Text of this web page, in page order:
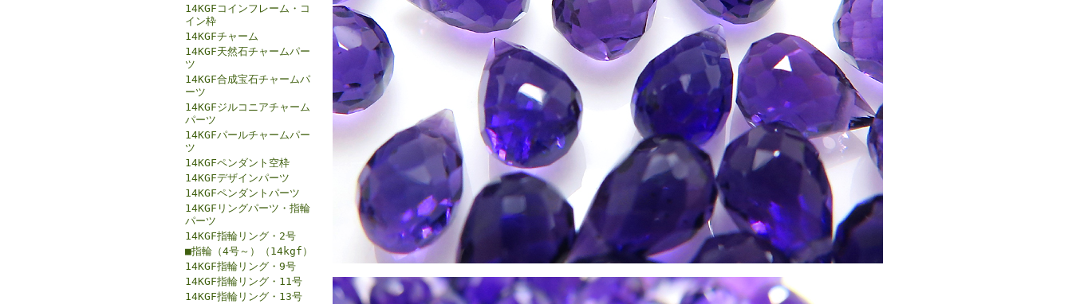
14KGFコインフレーム・コ
イン枠
14KGFチャーム
14KGF天然石チャームパー
ツ
14KGF合成宝石チャームパ
ーツ
14KGFジルコニアチャーム
パーツ
14KGFパールチャームパー
ツ
14KGFペンダント空枠
14KGFデザインパーツ
14KGFペンダントパーツ
14KGFリングパーツ・指輪
パーツ
14KGF指輪リング・2号
■指輪（4号～）（14kgf）
14KGF指輪リング・9号
14KGF指輪リング・11号
14KGF指輪リング・13号